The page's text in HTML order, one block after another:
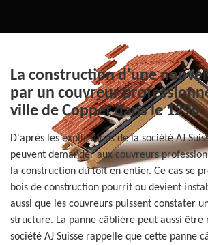
La construction d'une
par un couvreur
ville de Coppet dans le 1296
D'après les explications de la société AJ
peuvent demander aux couvreurs
la construction du toit en entier. Ce cas se
bois de construction pourrit ou devient
aussi que les couvreurs puissent constater
structure. La panne câblière peut aussi être
société AJ Suisse rappelle que cette panne